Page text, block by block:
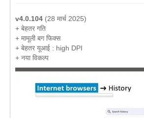
v4.0.104 (28 मार्च 2025)
+ बेहतर गति
+ मामूली बग फिक्स
+ बेहतर यूआई : high DPI
+ नया विकल्प